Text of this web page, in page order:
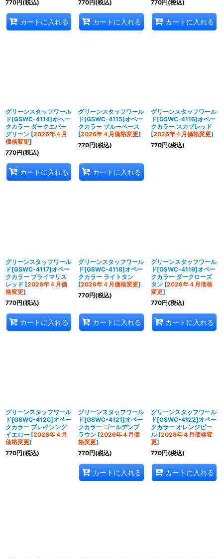
770円(税込)
カートに入れる
770円(税込)
カートに入れる
770円(税込)
カートに入れる
グリーンスタッフワール
ド[GSWC-4114]オペー
クカラー ダークエバー
グリーン [2026年４月
価格変更]
770円(税込)
カートに入れる
グリーンスタッフワール
ド[GSWC-4115]オペー
クカラー ブルーベース
[2026年４月価格変更]
770円(税込)
カートに入れる
グリーンスタッフワール
ド[GSWC-4116]オペー
クカラー スカブレッド
[2026年４月価格変更]
770円(税込)
グリーンスタッフワール
ド[GSWC-4117]オペー
クカラー プライマリス
レッド [2026年４月価
格変更]
770円(税込)
カートに入れる
グリーンスタッフワール
ド[GSWC-4118]オペー
クカラー ライトタン
[2026年４月価格変更]
770円(税込)
カートに入れる
グリーンスタッフワール
ド[GSWC-4119]オペー
クカラー ダークローズ
タン [2026年４月価格
変更]
770円(税込)
カートに入れる
グリーンスタッフワール
ド[GSWC-4120]オペー
クカラー ブレイジング
イエロー [2026年４月
価格変更]
770円(税込)
グリーンスタッフワール
ド[GSWC-4121]オペー
クカラー ゴールデンブ
ラウン [2026年４月価
格変更]
770円(税込)
カートに入れる
グリーンスタッフワール
ド[GSWC-4122]オペー
クカラー オレンジピー
ル [2026年４月価格変
更]
770円(税込)
カートに入れる